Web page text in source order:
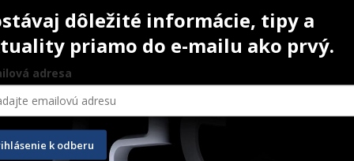
Neutral Brinker Tissue Retractor Finishing
dôležité informácie, tipy a
priamo do e-mailu ako prvý.
adresa
k odberu